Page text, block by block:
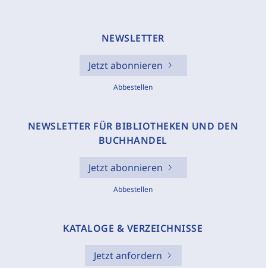
NEWSLETTER
Jetzt abonnieren
Abbestellen
NEWSLETTER FÜR BIBLIOTHEKEN UND DEN
BUCHHANDEL
Jetzt abonnieren
Abbestellen
KATALOGE & VERZEICHNISSE
Jetzt anfordern